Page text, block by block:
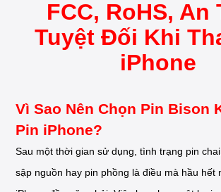
FCC, RoHS, An
Tuyệt Đối Khi
iPhone
Vì Sao Nên Chọn Pin Bison
Pin iPhone?
Sau một thời gian sử dụng, tình trạng pin
sập nguồn hay pin phồng là điều mà hầu hết